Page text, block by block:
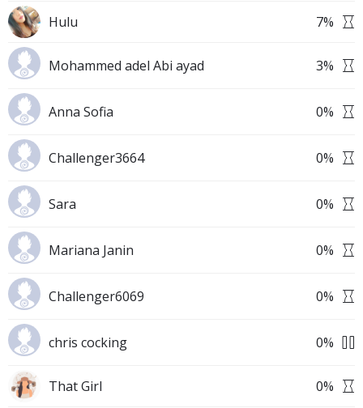
Hulu 7%
Mohammed adel Abi ayad 3%
Anna Sofia 0%
Challenger3664 0%
Sara 0%
Mariana Janin 0%
Challenger6069 0%
chris cocking 0%
That Girl 0%